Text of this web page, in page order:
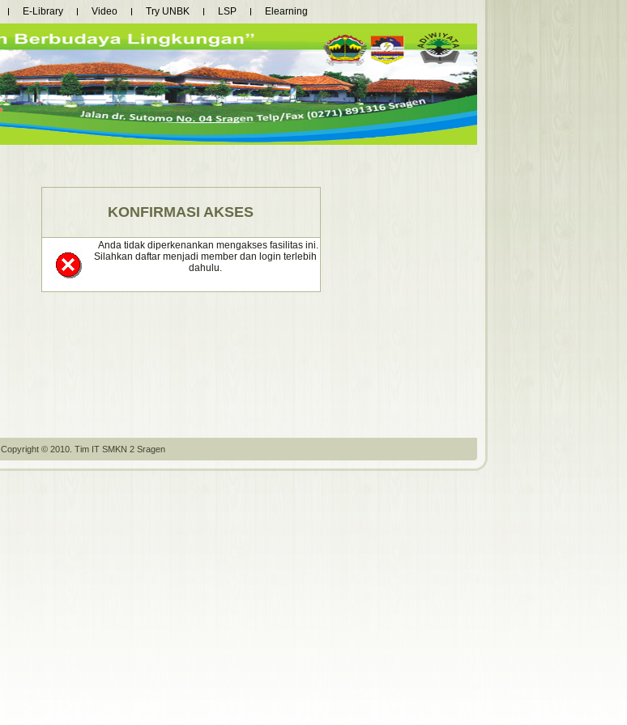
E-Library Video Try UNBK LSP Elearning
KONFIRMASI AKSES
Anda tidak diperkenankan mengakses fasilitas ini.
Silahkan daftar menjadi member dan login terlebih
dahulu.
Copyright © 2010. Tim IT SMKN 2 Sragen